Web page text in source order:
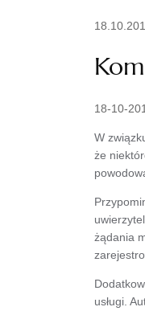
18-10-
W
że
żądania
usługi.